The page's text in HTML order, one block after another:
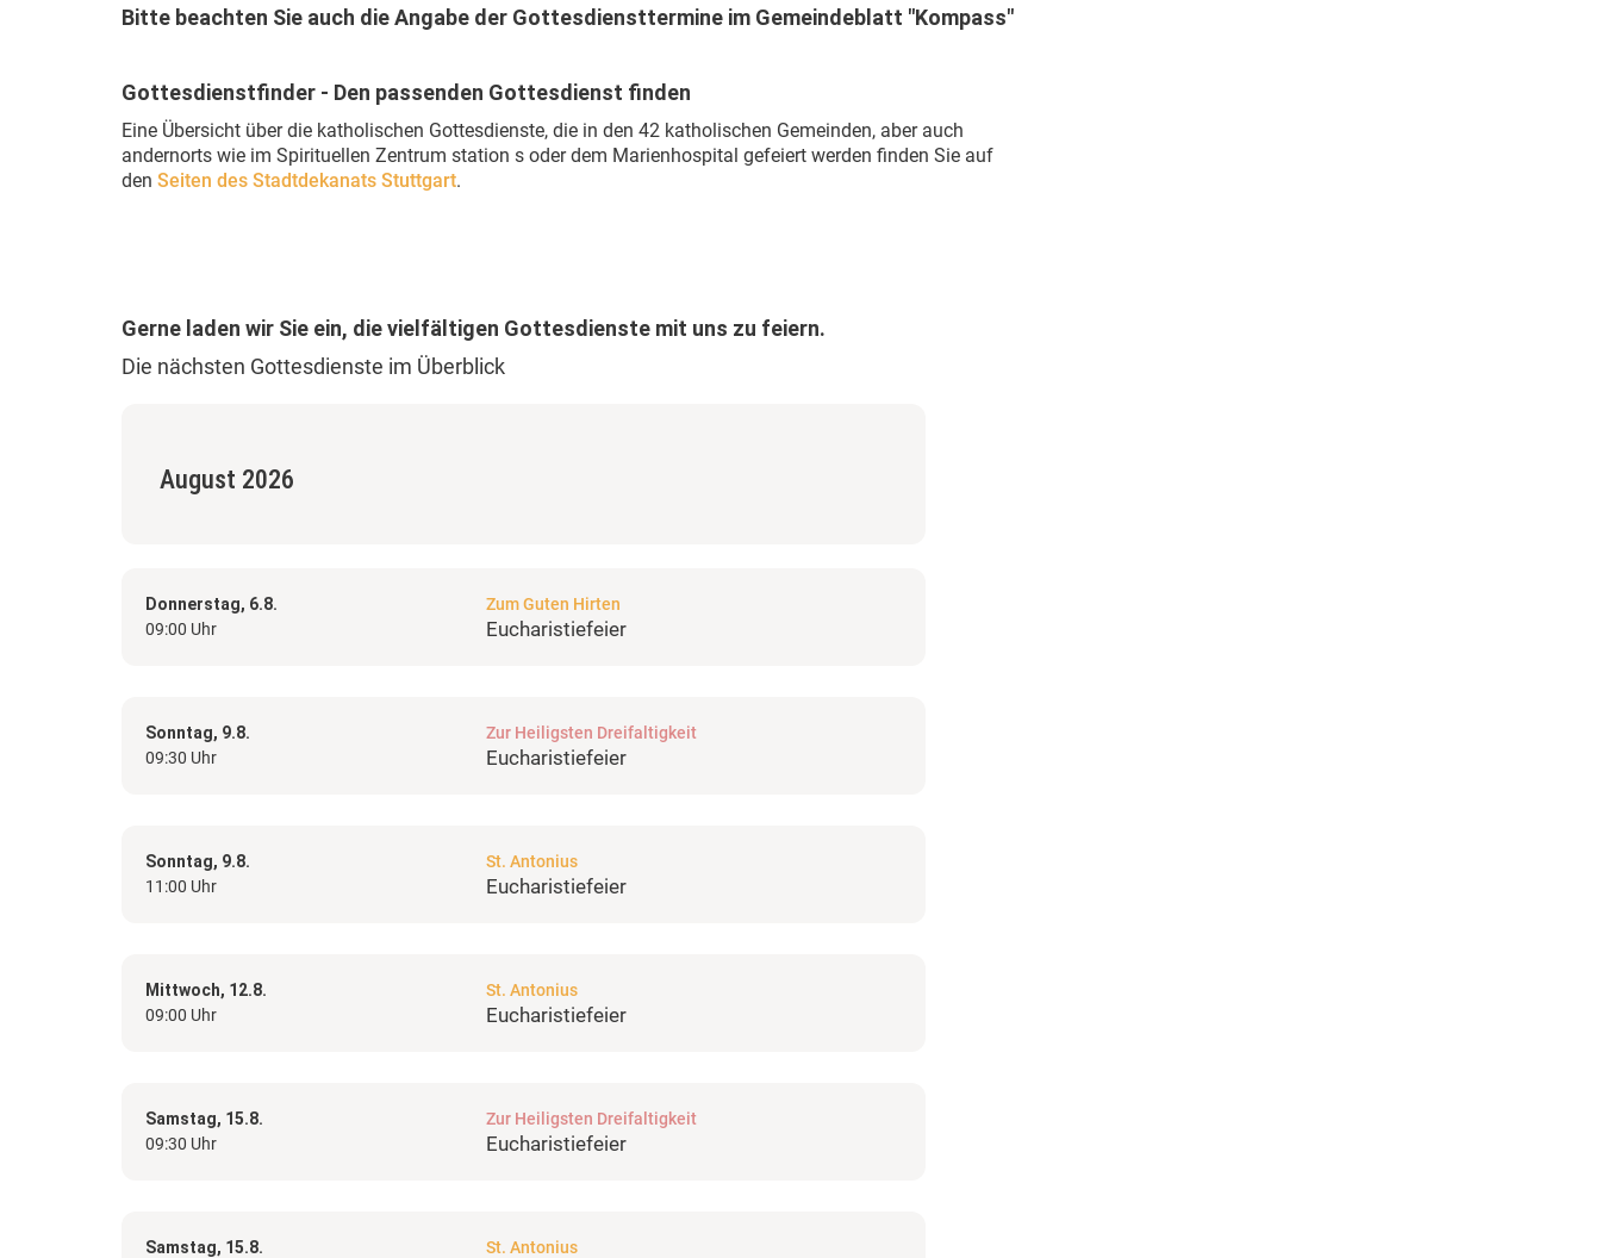
Bitte beachten Sie auch die Angabe der Gottesdiensttermine im Gemeindeblatt "Kompass"
Gottesdienstfinder - Den passenden Gottesdienst finden
Eine Übersicht über die katholischen Gottesdienste, die in den 42 katholischen Gemeinden, aber auch
andernorts wie im Spirituellen Zentrum station s oder dem Marienhospital gefeiert werden finden Sie auf
den Seiten des Stadtdekanats Stuttgart.
Gerne laden wir Sie ein, die vielfältigen Gottesdienste mit uns zu feiern.
Die nächsten Gottesdienste im Überblick
August 2026
Donnerstag, 6.8.
Zum Guten Hirten
09:00 Uhr
Eucharistiefeier
Sonntag, 9.8.
Zur Heiligsten Dreifaltigkeit
09:30 Uhr
Eucharistiefeier
Sonntag, 9.8.
St. Antonius
11:00 Uhr
Eucharistiefeier
Mittwoch, 12.8.
St. Antonius
09:00 Uhr
Eucharistiefeier
Samstag, 15.8.
Zur Heiligsten Dreifaltigkeit
09:30 Uhr
Eucharistiefeier
Samstag, 15.8. St. Antonius